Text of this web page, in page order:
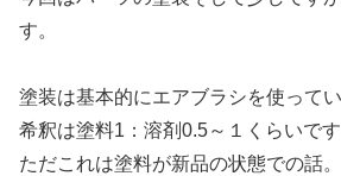
す。
塗装は基本的にエアブラシを使ってい
希釈は塗料1：溶剤0.5～１くらいです
ただこれは塗料が新品の状態での話。